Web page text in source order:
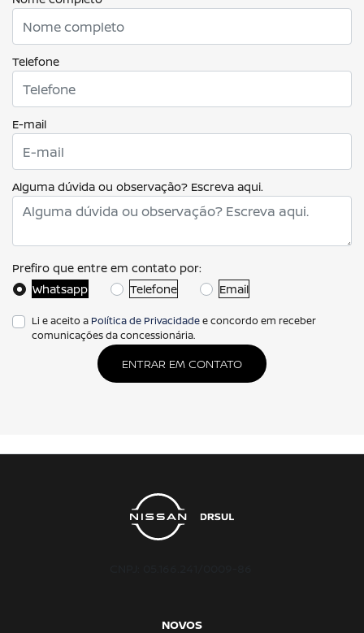
Telefone
E-mail
Alguma dúvida ou observação? Escreva aqui.
Prefiro que entre em contato por:
Whatsapp
Telefone Email
Li e aceito a Política de Privacidadee concordo em receber
comunicações da concessionária.
ENTRAR EM CONTATO
NOVOS